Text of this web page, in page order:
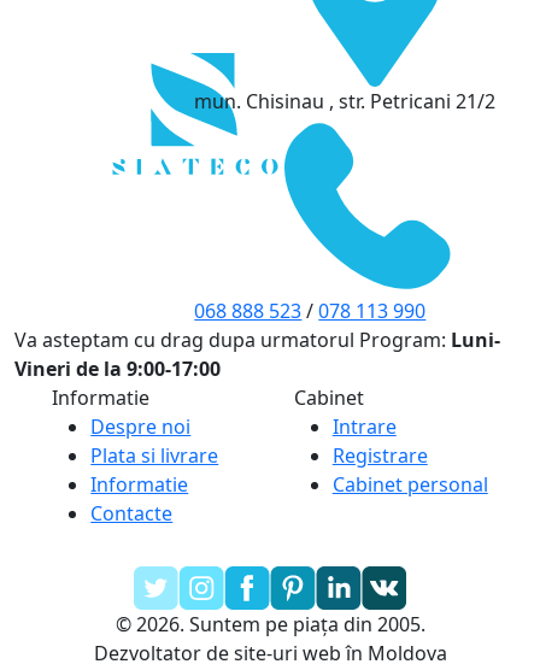
mun. Chisinau , str. Petricani 21/2
068 888 523/078 113 990
Va asteptam cu drag dupa urmatorul Program: Luni-
Vineri de la 9:00-17:00
Informatie
Despre noi
Plata si livrare
Informatie
Contacte
Cabinet
Intrare
Registrare
Cabinet personal
© 2026. Suntem pe piața din 2005.
Dezvoltator de site-uri web în Moldova